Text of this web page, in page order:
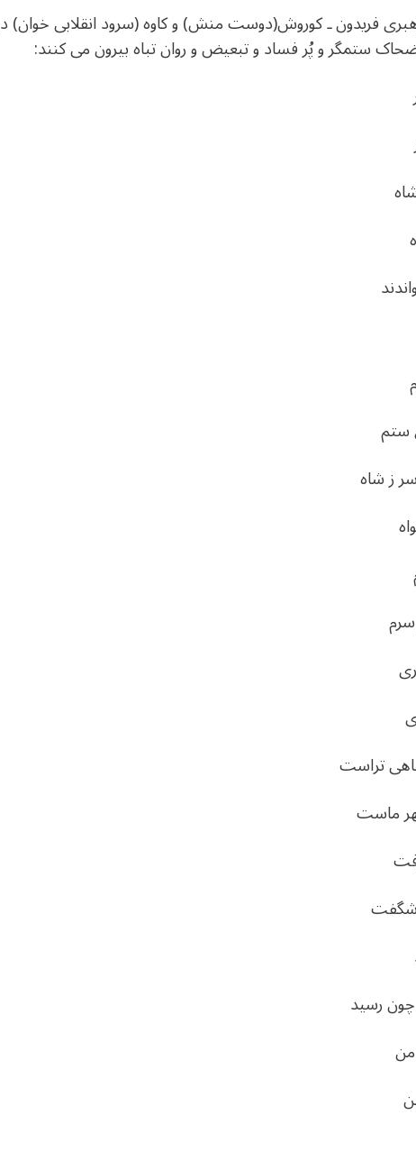
فریدون ـ کوروش(دوست منش) و کاوه (سرود انقلابی
ضحاک ستمگر و پُر فساد و تبعیض و روان تباه بیرون می کنند:
ستم
ز شاه
تراست
ماست
شگفت
رسيد